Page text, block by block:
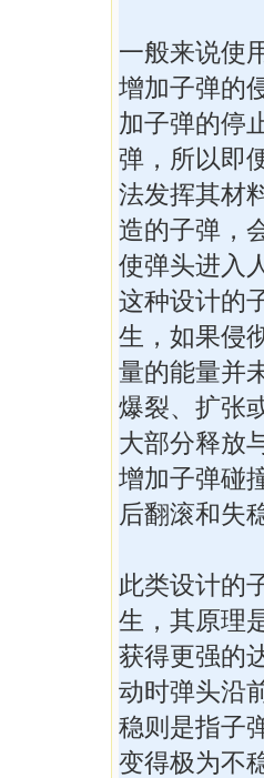
一般来说使
增加子弹的
加子弹的停
弹，所以即
法发挥其材
造的子弹，
使弹头进入
这种设计的
生，如果侵
量的能量并
爆裂、扩张
大部分释放
增加子弹碰
后翻滚和失
此类设计的
生，其原理
获得更强的
动时弹头沿
稳则是指子
变得极为不